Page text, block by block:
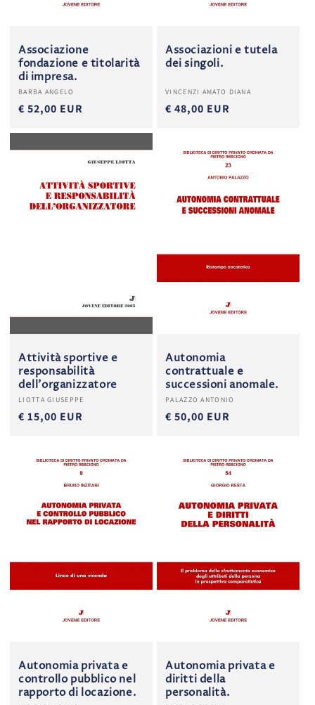
Associazione
fondazione e titolarità
di impresa.
Produttore:
BARBA ANGELO
€ 52,00 EUR
Associazioni e tutela
dei singoli.
Produttore:
VINCENZI AMATO DIANA
€ 48,00 EUR
Attività sportive e
responsabilità
dell'organizzatore
Produttore:
LIOTTA GIUSEPPE
€ 15,00 EUR
Autonomia
contrattuale e
successioni anomale.
Produttore:
PALAZZO ANTONIO
€ 50,00 EUR
Autonomia privata e
controllo pubblico nel
rapporto di locazione.
Autonomia privata e
diritti della
personalità.